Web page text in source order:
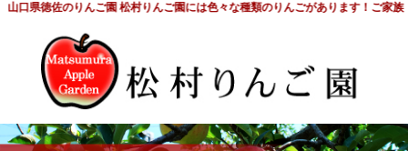
山口県徳佐のりんご園 松村りんご園には色々な種類のりんごがあります！ご家族